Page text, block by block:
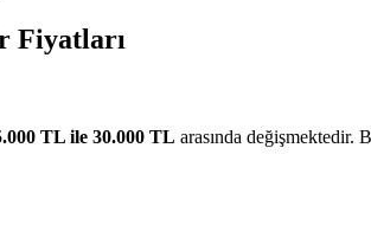
Fiyatları
TL ile 30.000 TL arasında değişmektedir.